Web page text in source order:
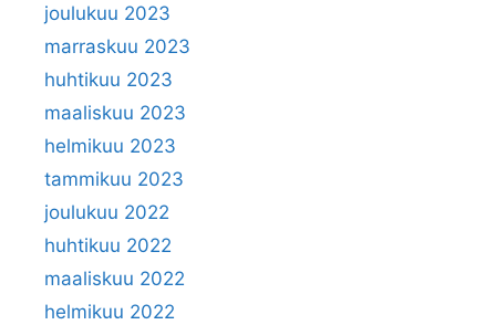
joulukuu 2023
marraskuu 2023
huhtikuu 2023
maaliskuu 2023
helmikuu 2023
tammikuu 2023
joulukuu 2022
huhtikuu 2022
maaliskuu 2022
helmikuu 2022